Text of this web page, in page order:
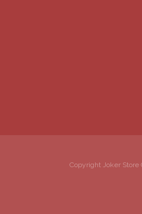
Copyright Joker Store